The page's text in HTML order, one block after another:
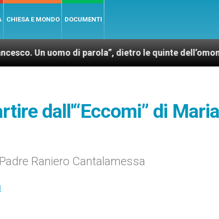
CHIESA E MONDO DOCUMENTI
uomo di parola”, dietro le quinte dell’omonimo film
dall'“Eccomi” di Maria
Raniero Cantalamessa